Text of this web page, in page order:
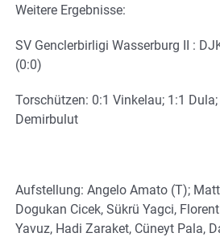
Weitere Ergebnisse:
SV Genclerbirligi Wasserburg II :
(0:0)
Torschützen: 0:1 Vinkelau; 1:1
Demirbulut
Aufstellung: Angelo Amato (T);
Dogukan Cicek, Sükrü Yagci,
Yavuz, Hadi Zaraket, Cüneyt Pala,